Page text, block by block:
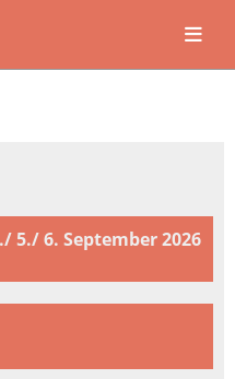
5./ 6. September 2026